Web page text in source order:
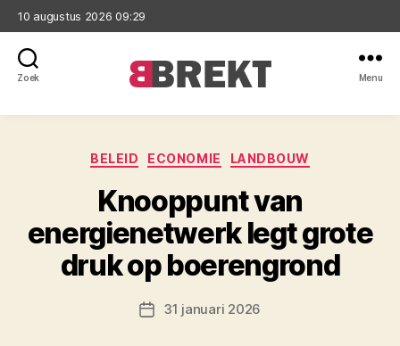
10 augustus 2026 09:29
Zoek Menu
Categorieën
BELEID ECONOMIE LANDBOUW
Knooppunt van
energienetwerk legt grote
druk op boerengrond
Berichtdatum
31 januari 2026